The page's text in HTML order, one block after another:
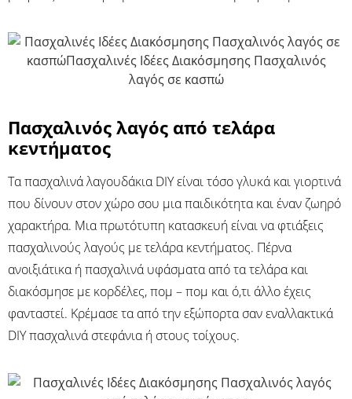
Πασχαλινός λαγός από τελάρα
κεντήματος
Τα πασχαλινά λαγουδάκια DIY είναι τόσο γλυκά και γιορτινά
που δίνουν στον χώρο σου μια παιδικότητα και έναν ζωηρό
χαρακτήρα. Μια πρωτότυπη κατασκευή είναι να φτιάξεις
πασχαλινούς λαγούς με τελάρα κεντήματος. Πέρνα
ανοιξιάτικα ή πασχαλινά υφάσματα από τα τελάρα και
διακόσμησε με κορδέλες, πομ – πομ και ό,τι άλλο έχεις
φανταστεί. Κρέμασε τα από την εξώπορτα σαν εναλλακτικά
DIY πασχαλινά στεφάνια ή στους τοίχους.